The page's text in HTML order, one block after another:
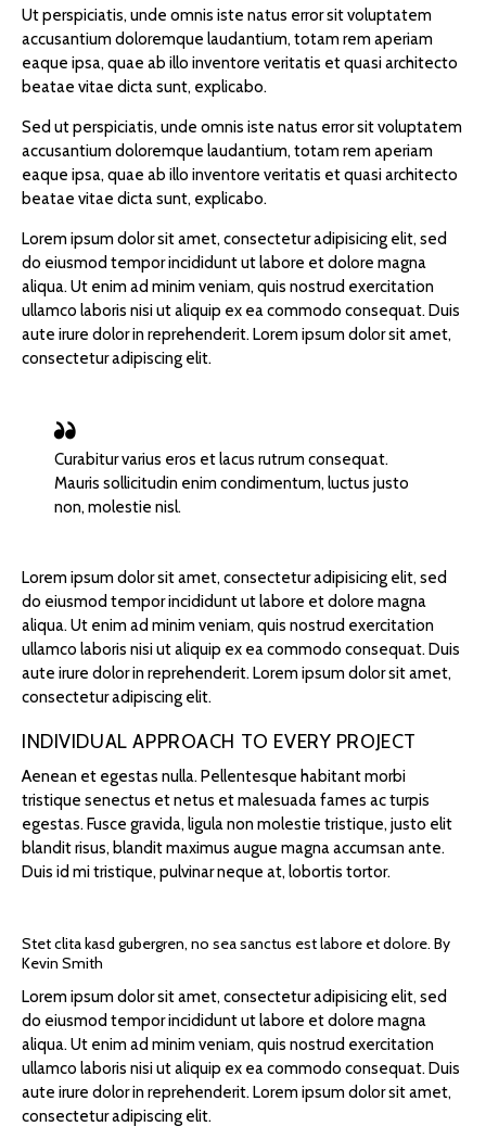
Ut perspiciatis, unde omnis iste natus error sit voluptatem
accusantium doloremque laudantium, totam rem aperiam
eaque ipsa, quae ab illo inventore veritatis et quasi architecto
beatae vitae dicta sunt, explicabo.
Sed ut perspiciatis, unde omnis iste natus error sit voluptatem
accusantium doloremque laudantium, totam rem aperiam
eaque ipsa, quae ab illo inventore veritatis et quasi architecto
beatae vitae dicta sunt, explicabo.
Lorem ipsum dolor sit amet, consectetur adipisicing elit, sed
do eiusmod tempor incididunt ut labore et dolore magna
aliqua. Ut enim ad minim veniam, quis nostrud exercitation
ullamco laboris nisi ut aliquip ex ea commodo consequat. Duis
aute irure dolor in reprehenderit. Lorem ipsum dolor sit amet,
consectetur adipiscing elit.
Curabitur varius eros et lacus rutrum consequat.
Mauris sollicitudin enim condimentum, luctus justo
non, molestie nisl.
Lorem ipsum dolor sit amet, consectetur adipisicing elit, sed
do eiusmod tempor incididunt ut labore et dolore magna
aliqua. Ut enim ad minim veniam, quis nostrud exercitation
ullamco laboris nisi ut aliquip ex ea commodo consequat. Duis
aute irure dolor in reprehenderit. Lorem ipsum dolor sit amet,
consectetur adipiscing elit.
INDIVIDUAL APPROACH TO EVERY PROJECT
Aenean et egestas nulla. Pellentesque habitant morbi
tristique senectus et netus et malesuada fames ac turpis
egestas. Fusce gravida, ligula non molestie tristique, justo elit
blandit risus, blandit maximus augue magna accumsan ante.
Duis id mi tristique, pulvinar neque at, lobortis tortor.
Stet clita kasd gubergren, no sea sanctus est labore et dolore. By
Kevin Smith
Lorem ipsum dolor sit amet, consectetur adipisicing elit, sed
do eiusmod tempor incididunt ut labore et dolore magna
aliqua. Ut enim ad minim veniam, quis nostrud exercitation
ullamco laboris nisi ut aliquip ex ea commodo consequat. Duis
aute irure dolor in reprehenderit. Lorem ipsum dolor sit amet,
consectetur adipiscing elit.